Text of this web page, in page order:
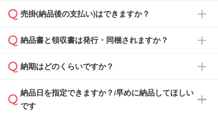
依頼いただいた場合は、翌営業日以降のご連絡
銀行振込のみのご対応となります。
売掛(納品後の支払い)はできますか？
基本的には先入金をお願いしておりますが、自
どの場合は、月末締め翌月末払いに対応可能で
また、卒業・卒園記念品で対策委員会や個人様
納品書と領収書は発行・同梱されますか？
納品書・領収書は ご依頼をいただいた場合の
ず、通常はPDFデータをメール添付でお送りし
ます。
納期はどのくらいですか？
・印刷する場合(500個程度)
ご入金、イメージ画像の校了から約2週間～2
納品日を指定できますか？/早めに納品してほしい
です